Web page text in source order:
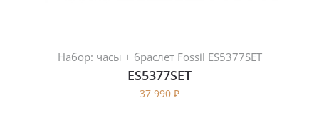
Набор: часы + браслет Fossil ES5377SET
ES5377SET
37 990 ₽